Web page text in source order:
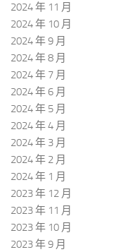
2024 年 11 月
2024 年 10 月
2024 年 9 月
2024 年 8 月
2024 年 7 月
2024 年 6 月
2024 年 5 月
2024 年 4 月
2024 年 3 月
2024 年 2 月
2024 年 1 月
2023 年 12 月
2023 年 11 月
2023 年 10 月
2023 年 9 月